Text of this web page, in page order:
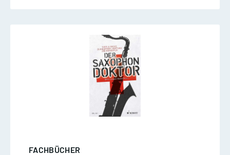
FACHBÜCHER